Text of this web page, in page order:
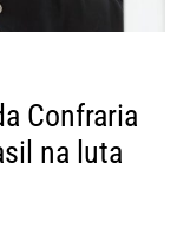
Confraria
na luta